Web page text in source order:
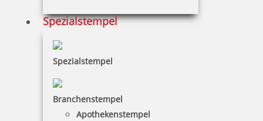
Spezialstempel
Spezialstempel
Branchenstempel
Apothekenstempel